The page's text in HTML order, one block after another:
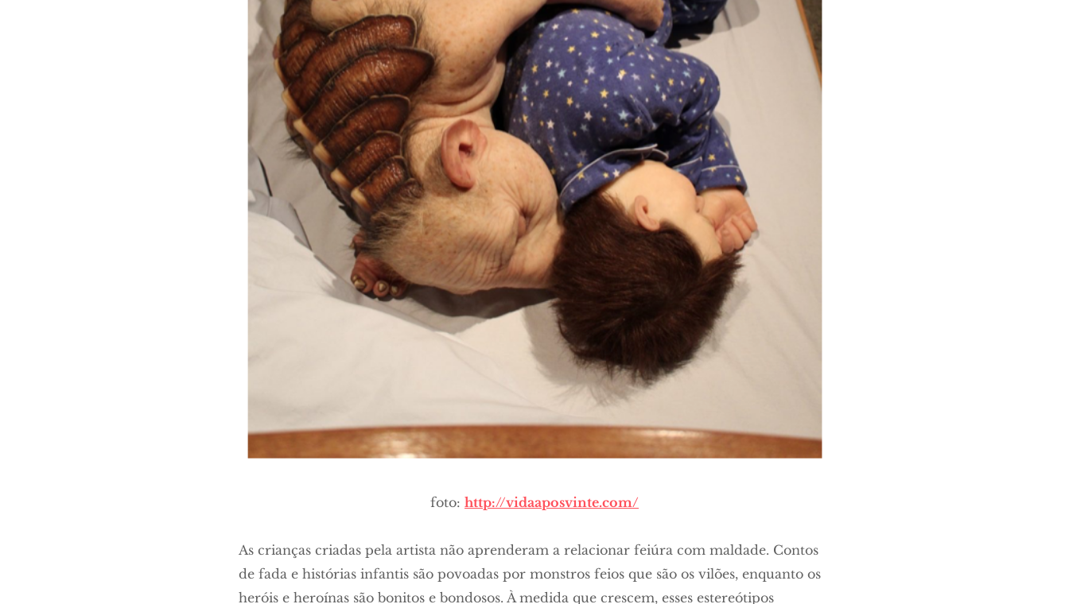
foto: http://vidaaposvinte.com/
As crianças criadas pela artista não aprenderam a relacionar feiúra com maldade. Contos
de fada e histórias infantis são povoadas por monstros feios que são os vilões, enquanto os
heróis e heroínas são bonitos e bondosos. À medida que crescem, esses estereótipos